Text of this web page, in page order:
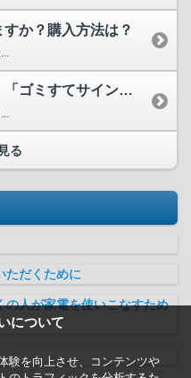
について
験を向上させ、コンテンツや
か？購入方法は？
ゴミがたまっていないのに、「ゴミすてサイン」が点灯する。
る